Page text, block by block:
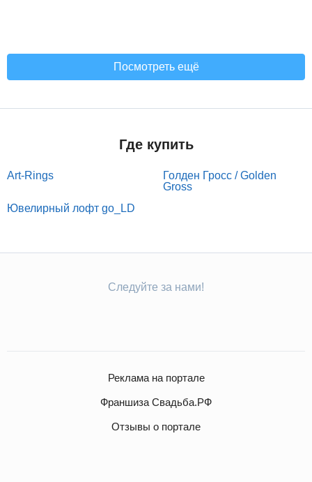
Посмотреть ещё
Где купить
Art-Rings
Голден Гросс / Golden
Gross
Ювелирный лофт go_LD
Следуйте за нами!
Реклама на портале
Франшиза Свадьба.РФ
Отзывы о портале